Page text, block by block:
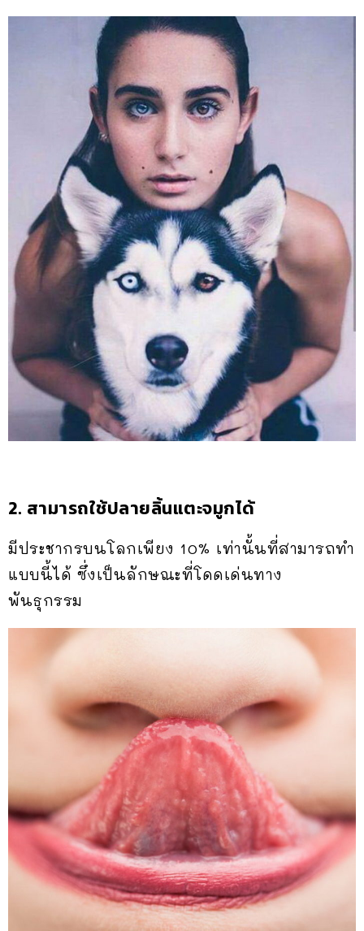
2. สามารถใช้ปลายลิ้นแตะจมูกได้
มีประชากรบนโลกเพียง 10% เท่านั้นที่สามารถทำ
แบบนี้ได้ ซึ่งเป็นลักษณะที่โดดเด่นทาง
พันธุกรรม